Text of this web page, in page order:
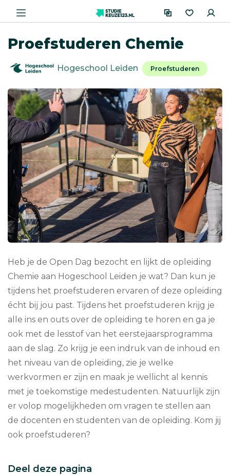
Proefstuderen Chemie
Hogeschool Leiden Proefstuderen
Heb je de Open Dag bezocht en lijkt de opleiding
Chemie aan Hogeschool Leiden je wat? Dan kun je
tijdens het proefstuderen ervaren of deze opleiding
écht bij jou past. Tijdens het proefstuderen krijg je
alle ins en outs over de opleiding te horen en ga je
ook met de lesstof van het eerstejaarsprogramma
aan de slag. Zo krijg je een indruk van de inhoud en
het niveau van de opleiding, zie je welke
werkvormen er zijn en maak je wellicht al kennis
met je toekomstige medestudenten. Natuurlijk zijn
er volop mogelijkheden om vragen te stellen aan
de docenten en studenten van de opleiding. Kom jij
ook proefstuderen?
Deel deze pagina